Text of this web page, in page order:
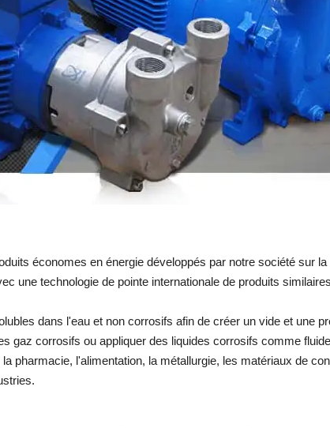
économes en énergie développés par notre société sur
une technologie de pointe internationale de produits
dans l'eau et non corrosifs afin de créer un vide et une
gaz corrosifs ou appliquer des liquides corrosifs comme
pharmacie, l'alimentation, la métallurgie, les matériaux de